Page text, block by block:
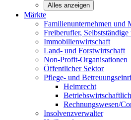
Alles anzeigen
Märkte
Familienunternehmen und
Freiberufler, Selbstständige
Immobilienwirtschaft
Land- und Forstwirtschaft
Non-Profit-Organisationen
Öffentlicher Sektor
Pflege- und
Heimrecht
Rechnungswesen/
Insolvenzverwalter